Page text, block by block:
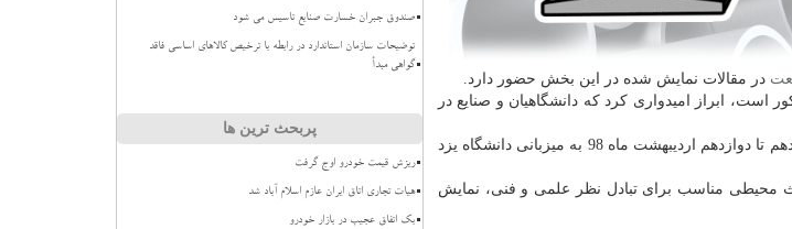
در مقالات نمایش شده در این بخش حضور دارد.
ابراز امیدواری كرد كه دانشگاهیان و صنایع در
وی خاطرنشان كرد: بیست و هفتمین دوره كنفرانس مهندسی برق ایران طی سه روز از دهم تا دوازدهم اردیبهشت ماه 98 به میزبانی دانشگاه یزد
محیطی مناسب برای تبادل نظر علمی و فنی، نمایش
صندوق جبران خسارت صنایع تاسیس می شود
توضیحات سازمان استاندارد در رابطه با ترخیص کالاهای اساسی فاقد
گواهی مبدأ
پربحث ترین ها
ریزش قیمت خودرو اوج گرفت
هیات تجاری اتاق ایران عازم اسلام آباد شد
بک اتفاق عجیب در بازار خودرو